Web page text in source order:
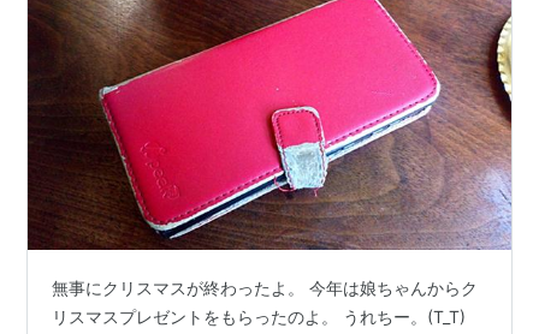
無事にクリスマスが終わったよ。 今年は娘ちゃんからク
リスマスプレゼントをもらったのよ。 うれちー。(T_T)